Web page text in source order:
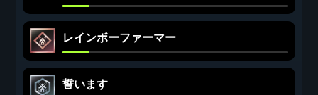
レインボーファーマー
誓います